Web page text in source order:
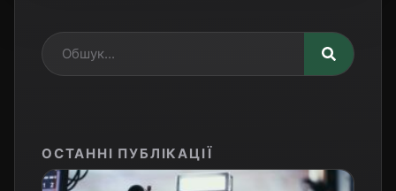
ОСТАННІ ПУБЛІКАЦІЇ